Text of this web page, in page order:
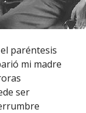
paréntesis
mi madre
ser